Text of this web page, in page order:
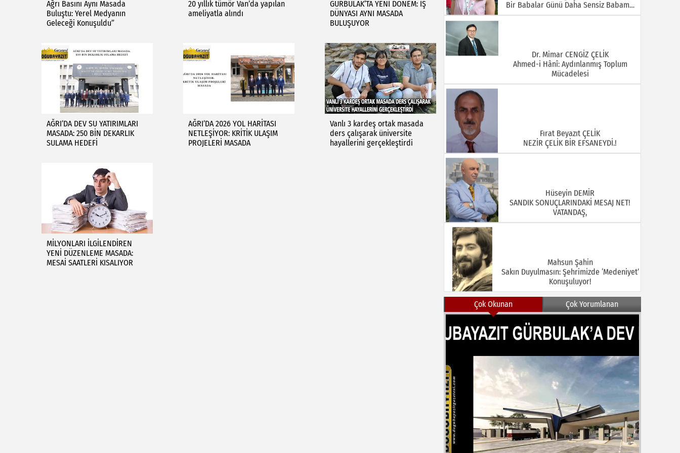
Ağrı Basını Aynı Masada
Buluştu: Yerel Medyanın
Geleceği Konuşuldu”
20 yıllık tümör Van’da yapılan
ameliyatla alındı
GÜRBULAK’TA YENİ DÖNEM: İŞ
DÜNYASI AYNI MASADA
BULUŞUYOR
AĞRI’DA DEV SU YATIRIMLARI
MASADA: 250 BİN DEKARLIK
SULAMA HEDEFİ
AĞRI’DA 2026 YOL HARİTASI
NETLEŞİYOR: KRİTİK ULAŞIM
PROJELERİ MASADA
Vanlı 3 kardeş ortak masada
ders çalışarak üniversite
hayallerini gerçekleştirdi
MİLYONLARI İLGİLENDİREN
YENİ DÜZENLEME MASADA:
MESAİ SAATLERİ KISALIYOR
Bir Babalar Günü Daha Sensiz Babam…
Dr. Mimar CENGİZ ÇELİK
Ahmed-i Hânî: Aydınlanmış Toplum
Mücadelesi
Fırat Beyazıt ÇELİK
NEZİR ÇELİK BİR EFSANEYDİ.!
Hüseyin DEMİR
SANDIK SONUÇLARINDAKİ MESAJ NET!
VATANDAŞ,
Mahsun Şahin
Sakın Duyulmasın: Şehrimizde ‘Medeniyet’
Konuşuluyor!
MEHMET KOÇ
DOĞUBAYAZIT ASLINDA BİR İNANÇ
NEZİR ÇELİK
DOĞUBAYAZIT’TA KUŞLAR VE İNSANLAR
Çok Okunan Çok Yorumlanan